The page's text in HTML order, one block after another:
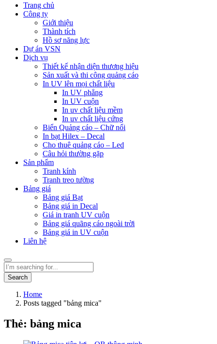
Trang chủ
Công ty
Giới thiệu
Thành tích
Hồ sơ năng lực
Dự án VSN
Dịch vụ
Thiết kế nhận diện thương hiệu
Sản xuất và thi công quảng cáo
In UV lên mọi chất liệu
In UV phẳng
In UV cuộn
In uv chất liệu mềm
In uv chất liệu cứng
Biển Quảng cáo – Chữ nổi
In bạt Hilex – Decal
Cho thuê quảng cáo – Led
Câu hỏi thường gặp
Sản phẩm
Tranh kính
Tranh treo tường
Bảng giá
Bảng giá Bạt
Bảng giá in Decal
Giá in tranh UV cuộn
Bảng giá quãng cáo ngoài trời
Bảng giá in UV cuộn
Liên hệ
Search
Home
Posts tagged "bảng mica"
Thẻ: bảng mica